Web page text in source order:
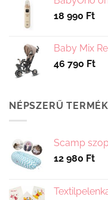
18 990 Ft
Baby Mix
46 790 Ft
NÉPSZERŰ
Scamp
12 980 Ft